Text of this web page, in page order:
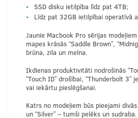
SSD disku ietilpība līdz pat 4TB;
Līdz pat 32GB ietilpībai operatīvā
Jaunie Macbook Pro sērijas
mapes krāsās “Saddle Brown”,
brūna, zila un melna.
Ikdienas produktivitāti nodrošinās
“Touch ID” drošībai, “Thunderbolt 3”
vai iekārtu pieslēgšanai.
Katrs no modeļiem būs pieejami
un “Silver” – tumši pelēks un sudraba.